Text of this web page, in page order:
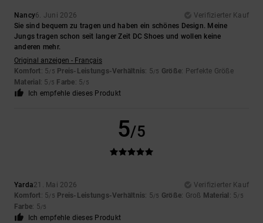
Nancy6. Juni 2026
Verifizierter Kauf
Sie sind bequem zu tragen und haben ein schönes Design. Meine
Jungs tragen schon seit langer Zeit DC Shoes und wollen keine
anderen mehr.
Original anzeigen - Français
Komfort: 5/5 Preis-Leistungs-Verhältnis: 5/5 Größe: Perfekte Größe
Material : 5 /5 Farbe: 5/5
Ich empfehle dieses Produkt
5/5
Yarda21. Mai 2026
Verifizierter Kauf
Komfort: 5/5 Preis-Leistungs-Verhältnis: 5/5 Größe: Groß Material : 5/5
Farbe: 5/5
Ich empfehle dieses Produkt